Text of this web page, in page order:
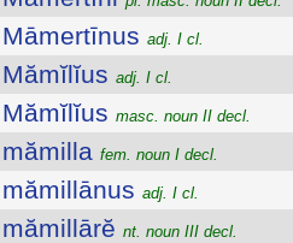
Māmertīnus adj. I cl.
Mămĭlĭus adj. I cl.
Mămĭlĭus masc. noun II decl.
mămilla fem. noun I decl.
mămillānus adj. I cl.
mămillārĕ nt. noun III decl.